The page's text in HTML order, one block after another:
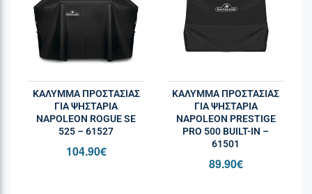
+31 85 588 655
ΚΆΛΥΜΜΑ ΠΡΟΣΤΑΣΊΑΣ
ΓΙΑ ΨΗΣΤΑΡΙΆ
NAPOLEON ROGUE SE
525 – 61527
104.90€
ΚΆΛΥΜΜΑ ΠΡΟΣΤΑΣΊΑΣ
ΓΙΑ ΨΗΣΤΑΡΙΆ
NAPOLEON PRESTIGE
PRO 500 BUILT-IN –
61501
89.90€